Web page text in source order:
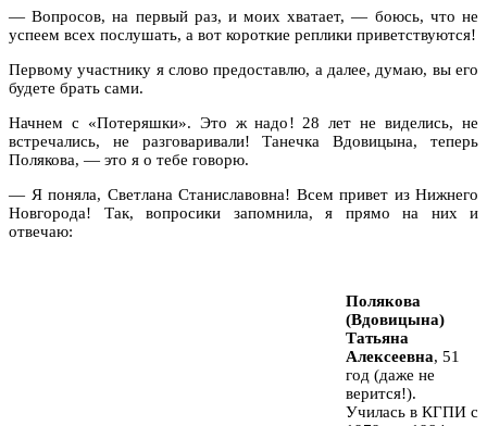
— Вопросов, на первый раз, и моих хватает, — боюсь, что не
успеем всех послушать, а вот короткие реплики приветствуются!
Первому участнику я слово предоставлю, а далее, думаю, вы его
будете брать сами.
Начнем с «Потеряшки». Это ж надо! 28 лет не виделись, не
встречались, не разговаривали! Танечка Вдовицына, теперь
Полякова, — это я о тебе говорю.
— Я поняла, Светлана Станиславовна! Всем привет из Нижнего
Новгорода! Так, вопросики запомнила, я прямо на них и
отвечаю:
Полякова
(Вдовицына)
Татьяна
Алексеевна, 51
год (даже не
верится!).
Училась в КГПИ с